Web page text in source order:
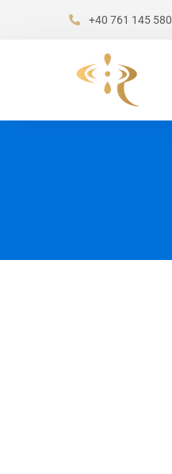
+40 761 145 580